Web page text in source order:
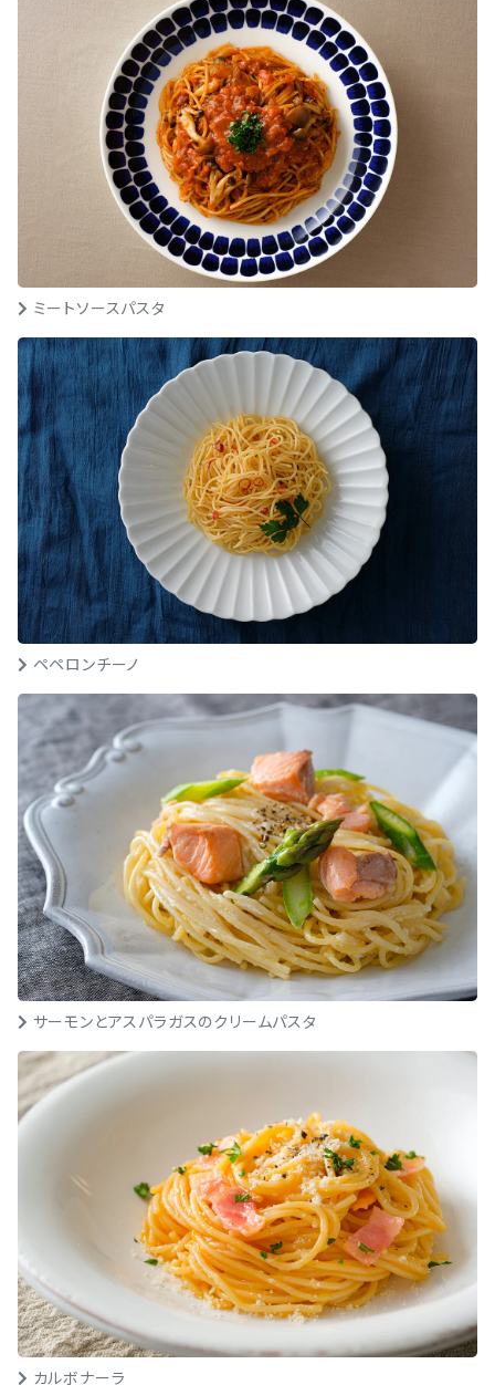
ミートソースパスタ
ペペロンチーノ
サーモンとアスパラガスのクリームパスタ
カルボナーラ